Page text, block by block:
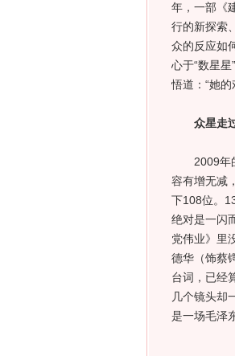
年，一部《
行的新探索
众的反应如
心于“数星
悟道：“她
众星走
2009年的
容有增无减
下108位。
绝对是一闪
党伟业》里
德华（饰蔡
台词，已经
几个镜头却
是一场毛泽